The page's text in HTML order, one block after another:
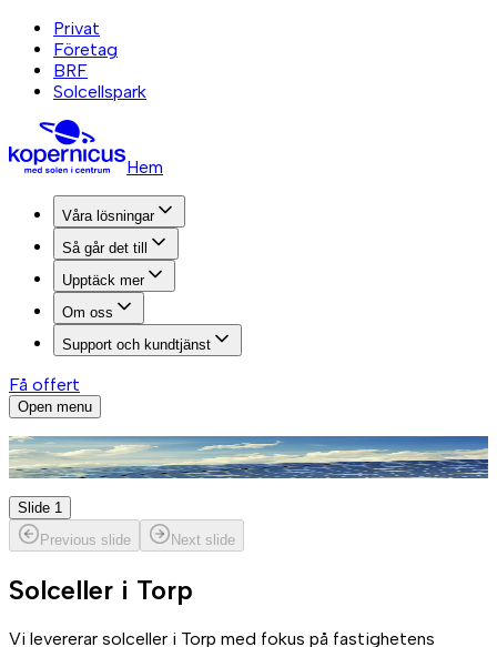
Privat
Företag
BRF
Solcellspark
Hem
Våra lösningar
Så går det till
Upptäck mer
Om oss
Support och kundtjänst
Få offert
Open menu
Slide 1
Previous slide
Next slide
Solceller i Torp
Vi levererar solceller i Torp med fokus på fastighetens